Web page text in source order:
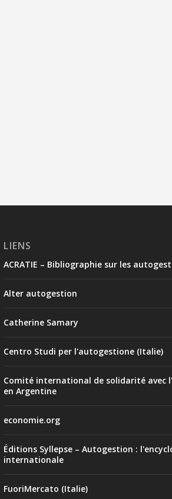
LIENS
ACRATIE – Bibliographie sur les
Alter autogestion
Catherine Samary
Centro Studi per l'autogestione (Italie)
Comité international de solidarité avec
en Argentine
economie.org
Éditions Syllepse – Autogestion :
internationale
FuoriMercato (Italie)